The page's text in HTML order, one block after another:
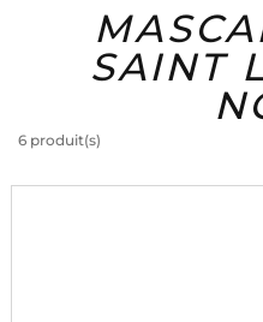
Solaire Homme
SAINT
6 produit(s)